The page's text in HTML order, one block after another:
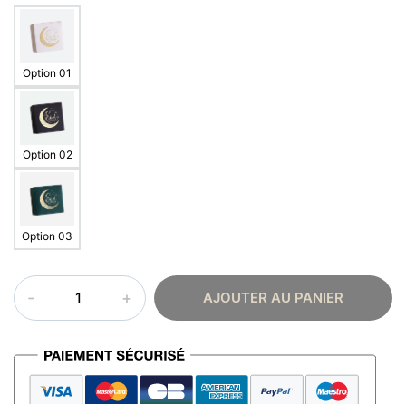
Option 01
Option 02
Option 03
quantité
de
cadeau
Eïd
Mubarak
AJOUTER AU PANIER